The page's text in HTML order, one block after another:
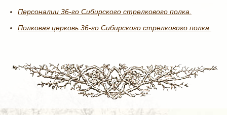
Персоналии 36-го Сибирского стрелкового полка.
Полковая церковь 36-го Сибирского стрелкового полка.